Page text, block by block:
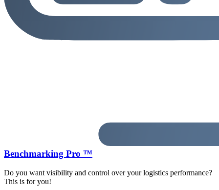
Benchmarking Pro ™
Do you want visibility and control over your logistics performance?
This is for you!